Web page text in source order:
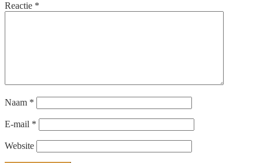
Reactie *
Naam *
E-mail *
Website